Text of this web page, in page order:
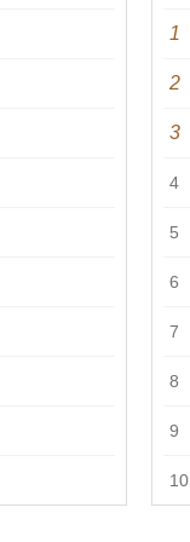
1
2
3
4
5
6
7
8
9
10